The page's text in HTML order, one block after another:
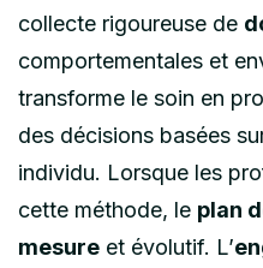
collecte rigoureuse de
comportementales et
transforme le soin en
des décisions basées
individu. Lorsque les
cette méthode, le plan
mesure et évolutif. L’